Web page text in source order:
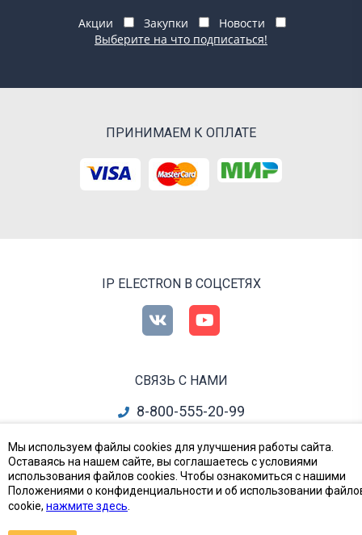
Акции Закупки
Новости
Выберите на что подписаться!
ПРИНИМАЕМ К ОПЛАТЕ
IP ELECTRON В СОЦСЕТЯХ
СВЯЗЬ С НАМИ
8-800-555-20-99
info@ipelectron.ru
все контакты
Приборы, Радиодетали и Электронные компоненты
Мы используем файлы cookies для улучшения работы сайта.
Оставаясь на нашем сайте, вы соглашаетесь с условиями
использования файлов cookies. Чтобы ознакомиться с нашими
Положениями о конфиденциальности и об использовании
cookie, нажмите здесь